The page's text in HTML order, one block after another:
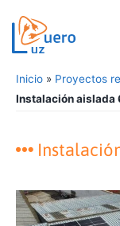
Inicio » Proyectos
Instalación aislada